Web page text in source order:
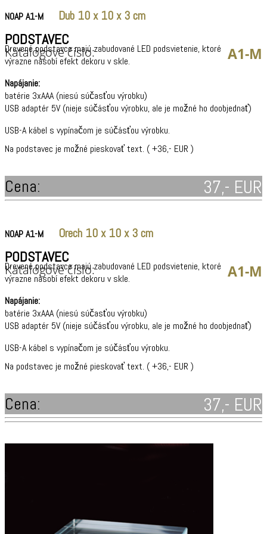
NOAP A1-M Dub 10 x 10 x 3 cm
Katalógové číslo: A1-M
PODSTAVEC
Drevené podstavce majú zabudované LED podsvietenie, ktoré
výrazne násobí efekt dekoru v skle.
Napájanie:
batérie 3xAAA (niesú súčasťou výrobku)
USB adaptér 5V (nieje súčásťou výrobku, ale je možné ho doobjednať)
USB-A kábel s vypínačom je súčásťou výrobku.
Na podstavec je možné pieskovať text. ( +36,- EUR )
Cena: 37,- EUR
NOAP A1-M Orech 10 x 10 x 3 cm
Katalógové číslo: A1-M
PODSTAVEC
Drevené podstavce majú zabudované LED podsvietenie, ktoré
výrazne násobí efekt dekoru v skle.
Napájanie:
batérie 3xAAA (niesú súčasťou výrobku)
USB adaptér 5V (nieje súčásťou výrobku, ale je možné ho doobjednať)
USB-A kábel s vypínačom je súčásťou výrobku.
Na podstavec je možné pieskovať text. ( +36,- EUR )
Cena: 37,- EUR